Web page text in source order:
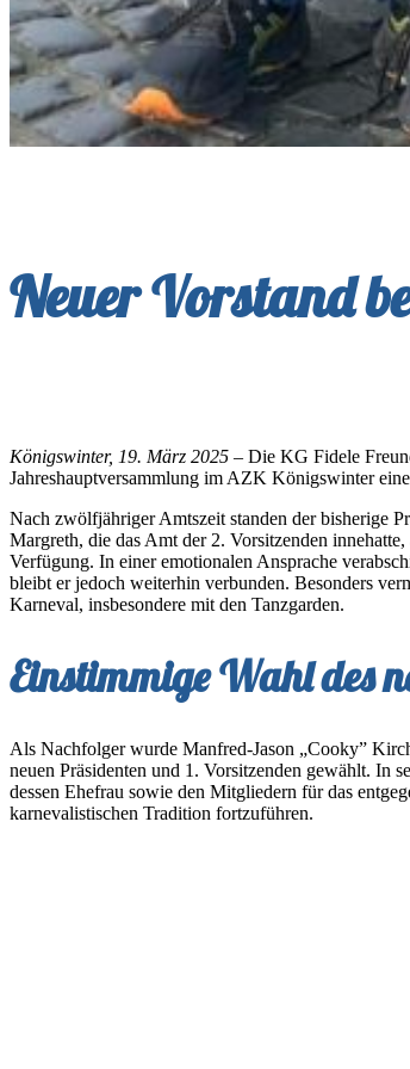
Neuer Vorstand
Königswinter, 19. März 2025 – Die KG Fidele
Jahreshauptversammlung im AZK Königswinter
Nach zwölfjähriger Amtszeit standen der bisherige
Margreth, die das Amt der 2. Vorsitzenden
Verfügung. In einer emotionalen Ansprache
bleibt er jedoch weiterhin verbunden. Besonders
Karneval, insbesondere mit den Tanzgarden.
Einstimmige Wahl des
Als Nachfolger wurde Manfred-Jason „Cooky”
neuen Präsidenten und 1. Vorsitzenden gewählt. In
dessen Ehefrau sowie den Mitgliedern für das
karnevalistischen Tradition fortzuführen.